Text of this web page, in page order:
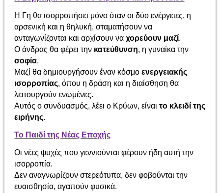
Η Γη θα ισορροπήσει μόνο όταν οι δύο ενέργειες, η
αρσενική και η θηλυκή, σταματήσουν να
ανταγωνίζονται και αρχίσουν ναχορεύουν μαζί.
Ο άνδρας θα φέρει την κατεύθυνση, η γυναίκα την
σοφία.
Μαζί θα δημιουργήσουν έναν κόσμοενεργειακής
ισορροπίας, όπου η δράση και η διαίσθηση θα
λειτουργούν ενωμένες.
Αυτός ο συνδυασμός, λέει ο Κρύων, είναιτο κλειδί της
ειρήνης.
Το Παιδί της Νέας Εποχής
Οι νέες ψυχές που γεννιούνται φέρουν ήδη αυτή την
ισορροπία.
Δεν αναγνωρίζουν στερεότυπα, δεν φοβούνται την
ευαισθησία, αγαπούν φυσικά.